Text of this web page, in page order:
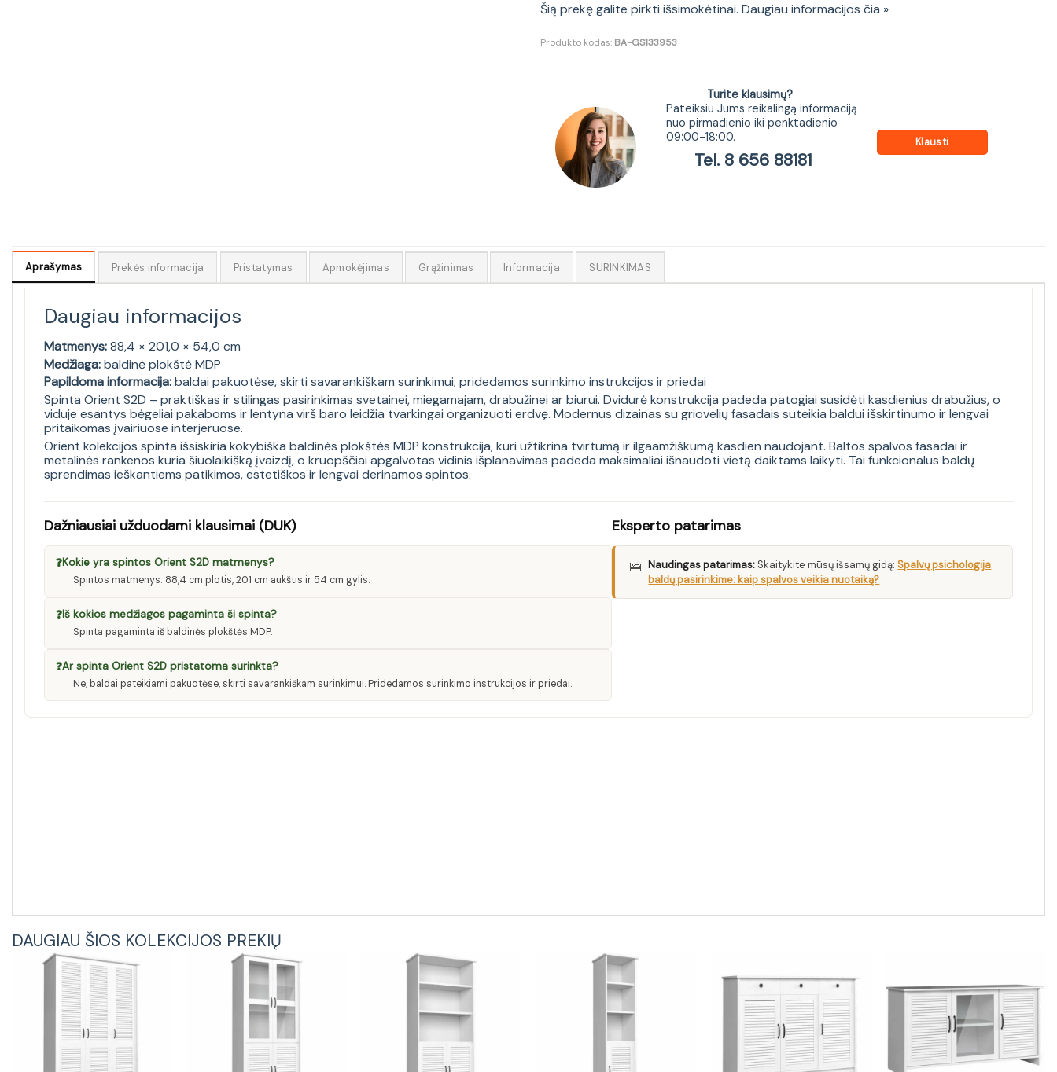
Šią prekę galite pirkti išsimokėtinai. Daugiau informacijos čia »
Produkto kodas: BA-GS133953
Turite klausimų?
Pateiksiu Jums reikalingą informaciją
nuo pirmadienio iki penktadienio
09:00-18:00.
Tel. 8 656 88181
Klausti
Aprašymas Prekės informacija Pristatymas Apmokėjimas Grąžinimas Informacija SURINKIMAS
Daugiau informacijos
Matmenys:88,4 × 201,0 × 54,0 cm
Medžiaga:baldinė plokštė MDP
Papildoma informacija:baldai pakuotėse, skirti savarankiškam surinkimui; pridedamos surinkimo instrukcijos ir priedai
Spinta Orient S2D – praktiškas ir stilingas pasirinkimas svetainei, miegamajam, drabužinei ar biurui. Dvidurė konstrukcija padeda patogiai susidėti kasdienius drabužius, o
viduje esantys bėgeliai pakaboms ir lentyna virš baro leidžia tvarkingai organizuoti erdvę. Modernus dizainas su griovelių fasadais suteikia baldui išskirtinumo ir lengvai
pritaikomas įvairiuose interjeruose.
Orient kolekcijos spinta išsiskiria kokybiška baldinės plokštės MDP konstrukcija, kuri užtikrina tvirtumą ir ilgaamžiškumą kasdien naudojant. Baltos spalvos fasadai ir
metalinės rankenos kuria šiuolaikišką įvaizdį, o kruopščiai apgalvotas vidinis išplanavimas padeda maksimaliai išnaudoti vietą daiktams laikyti. Tai funkcionalus baldų
sprendimas ieškantiems patikimos, estetiškos ir lengvai derinamos spintos.
Dažniausiai užduodami klausimai (DUK)
❓Kokie yra spintos Orient S2D matmenys?
Spintos matmenys: 88,4 cm plotis, 201 cm aukštis ir 54 cm gylis.
❓Iš kokios medžiagos pagaminta ši spinta?
Spinta pagaminta iš baldinės plokštės MDP.
❓Ar spinta Orient S2D pristatoma surinkta?
Ne, baldai pateikiami pakuotėse, skirti savarankiškam surinkimui. Pridedamos surinkimo instrukcijos ir priedai.
Eksperto patarimas
🛌 Naudingas patarimas: Skaitykite mūsų išsamų gidą:Spalvų psichologija
baldų pasirinkime: kaip spalvos veikia nuotaiką?
DAUGIAU ŠIOS KOLEKCIJOS PREKIŲ